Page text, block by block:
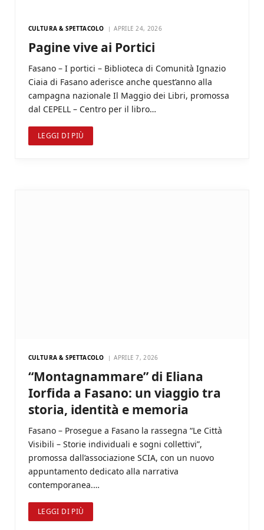
CULTURA & SPETTACOLO APRILE 24, 2026
Pagine vive ai Portici
Fasano – I portici – Biblioteca di Comunità Ignazio
Ciaia di Fasano aderisce anche quest’anno alla
campagna nazionale Il Maggio dei Libri, promossa
dal CEPELL – Centro per il libro…
LEGGI DI PIÙ
CULTURA & SPETTACOLO APRILE 7, 2026
“Montagnammare” di Eliana
Iorfida a Fasano: un viaggio tra
storia, identità e memoria
Fasano – Prosegue a Fasano la rassegna “Le Città
Visibili – Storie individuali e sogni collettivi”,
promossa dall’associazione SCIA, con un nuovo
appuntamento dedicato alla narrativa
contemporanea.…
LEGGI DI PIÙ